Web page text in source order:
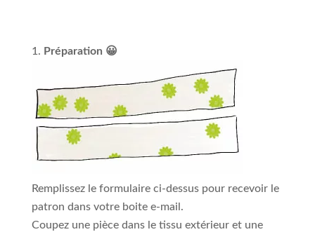
Préparation 😀
Remplissez le formulaire ci-dessus pour recevoir le
patron dans votre boite e-mail.
Coupez une pièce dans le tissu extérieur et une